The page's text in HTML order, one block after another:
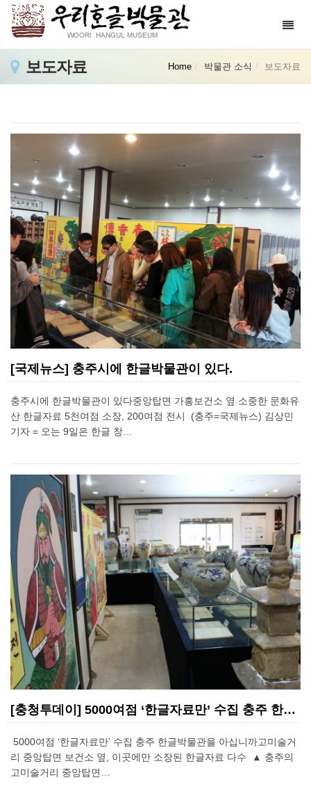
보도자료 Home 박물관 소식 보도자료
[국제뉴스] 충주시에 한글박물관이 있다.
충주시에 한글박물관이 있다중앙탑면 가흥보건소 옆 소중한 문화유
산 한글자료 5천여점 소장, 200여점 전시 (충주=국제뉴스) 김상민
기자 = 오는 9일은 한글 창…
[충청투데이] 5000여점 ‘한글자료만’ 수집 충주 한…
5000여점 ‘한글자료만’ 수집 충주 한글박물관을 아십니까고미술거
리 중앙탑면 보건소 옆, 이곳에만 소장된 한글자료 다수 ▲ 충주의
고미술거리 중앙탑면…